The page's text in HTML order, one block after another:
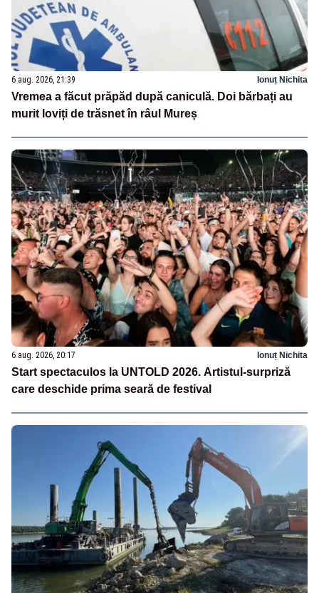
6 aug. 2026, 21:39 Ionuț Nichita
Vremea a făcut prăpăd după caniculă. Doi bărbați au
murit loviți de trăsnet în râul Mureș
6 aug. 2026, 20:17 Ionuț Nichita
Start spectaculos la UNTOLD 2026. Artistul-surpriză
care deschide prima seară de festival